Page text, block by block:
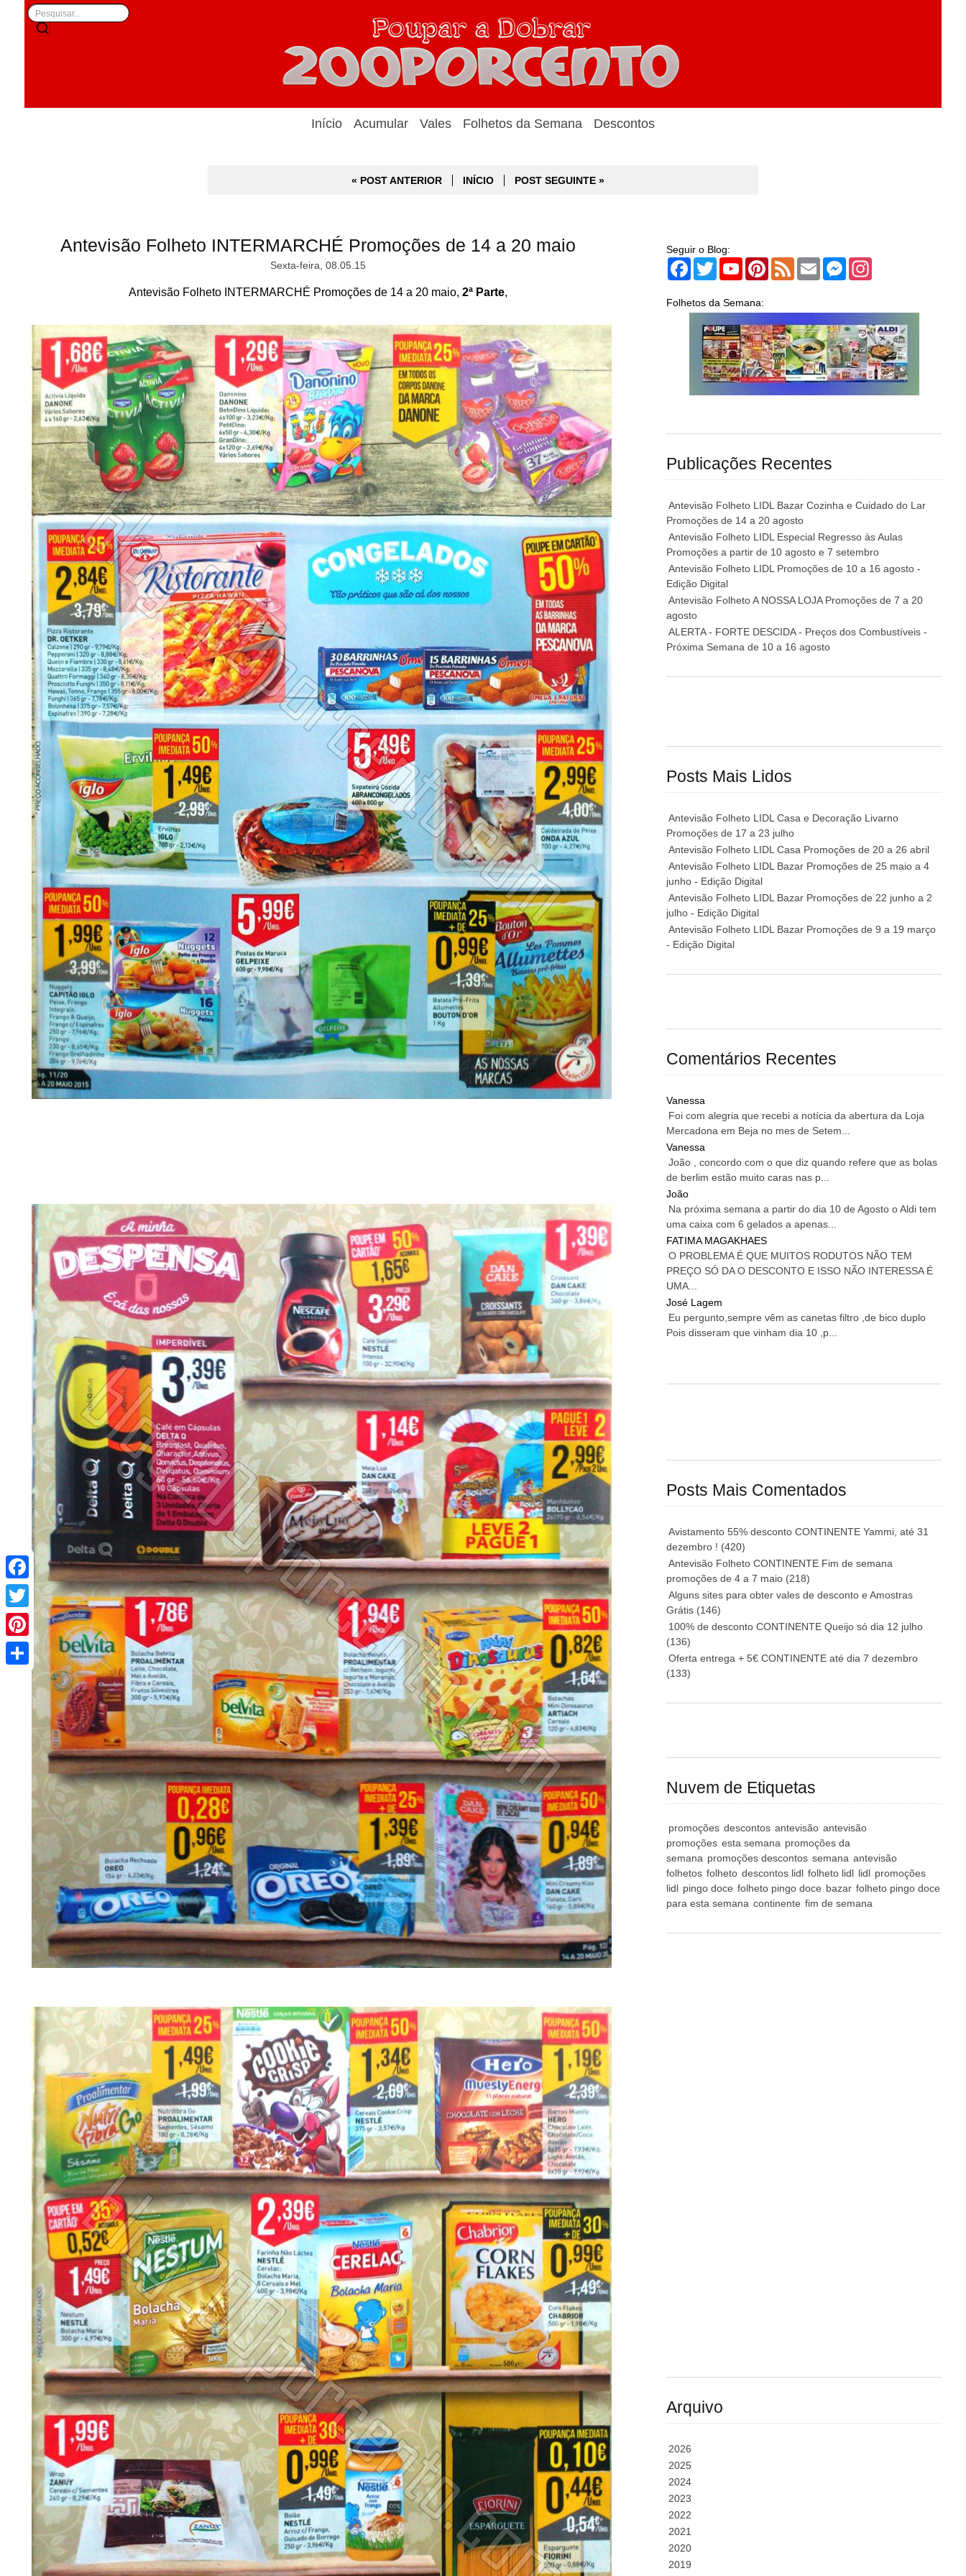
Início Acumular Vales Folhetos da Semana Descontos
« POST ANTERIOR INÍCIO POST SEGUINTE »
Antevisão Folheto INTERMARCHÉ Promoções de 14 a 20 maio
Sexta-feira, 08.05.15
Antevisão Folheto INTERMARCHÉ Promoções de 14 a 20 maio, 2ª Parte,
Seguir o Blog:
Facebook
TwitterYouTubePinterest
Feed Email Messenger
Folhetos da Semana:
Publicações Recentes
Antevisão Folheto LIDL Bazar Cozinha e Cuidado do Lar
Promoções de 14 a 20 agosto
Antevisão Folheto LIDL Especial Regresso às Aulas
Promoções a partir de 10 agosto e 7 setembro
Antevisão Folheto LIDL Promoções de 10 a 16 agosto -
Edição Digital
Antevisão Folheto A NOSSA LOJA Promoções de 7 a 20
agosto
ALERTA - FORTE DESCIDA - Preços dos Combustíveis -
Próxima Semana de 10 a 16 agosto
Posts Mais Lidos
Antevisão Folheto LIDL Casa e Decoração Livarno
Promoções de 17 a 23 julho
Antevisão Folheto LIDL Casa Promoções de 20 a 26 abril
Antevisão Folheto LIDL Bazar Promoções de 25 maio a 4
junho - Edição Digital
Antevisão Folheto LIDL Bazar Promoções de 22 junho a 2
julho - Edição Digital
Antevisão Folheto LIDL Bazar Promoções de 9 a 19 março
- Edição Digital
Comentários Recentes
Vanessa
Foi com alegria que recebi a notícia da abertura da Loja
Mercadona em Beja no mes de Setem...
Vanessa
João , concordo com o que diz quando refere que as bolas
de berlim estão muito caras nas p...
João
Na próxima semana a partir do dia 10 de Agosto o Aldi tem
uma caixa com 6 gelados a apenas...
FATIMA MAGAKHAES
O PROBLEMA É QUE MUITOS RODUTOS NÃO TEM
PREÇO SÓ DA O DESCONTO E ISSO NÃO INTERESSA É
UMA...
José Lagem
Eu pergunto,sempre vêm as canetas filtro ,de bico duplo
Pois disseram que vinham dia 10 ,p...
Posts Mais Comentados
Avistamento 55% desconto CONTINENTE Yammi, até 31
dezembro ! (420)
Antevisão Folheto CONTINENTE Fim de semana
promoções de 4 a 7 maio (218)
Alguns sites para obter vales de desconto e Amostras
Grátis (146)
100% de desconto CONTINENTE Queijo só dia 12 julho
(136)
Oferta entrega + 5€ CONTINENTE até dia 7 dezembro
(133)
Nuvem de Etiquetas
promoções descontos antevisão antevisão
promoções esta semana promoções da
semana promoções descontos semana antevisão
folhetos folheto descontos lidl folheto lidl lidl promoções
lidl pingo doce folheto pingo doce bazar folheto pingo doce
para esta semana continente fim de semana
Arquivo
2026
2025
2024
2023
2022
2021
2020
2019
Facebook
Twitter
Pinterest
Share